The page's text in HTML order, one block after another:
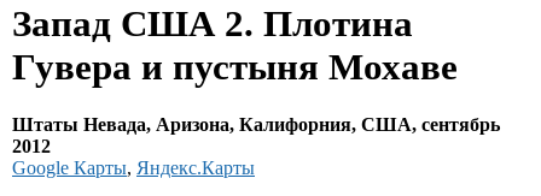
Запад США 2. Плотина
Гувера и пустыня Мохаве
Штаты Невада, Аризона, Калифорния, США, сентябрь
2012
Google Карты, Яндекс.Карты